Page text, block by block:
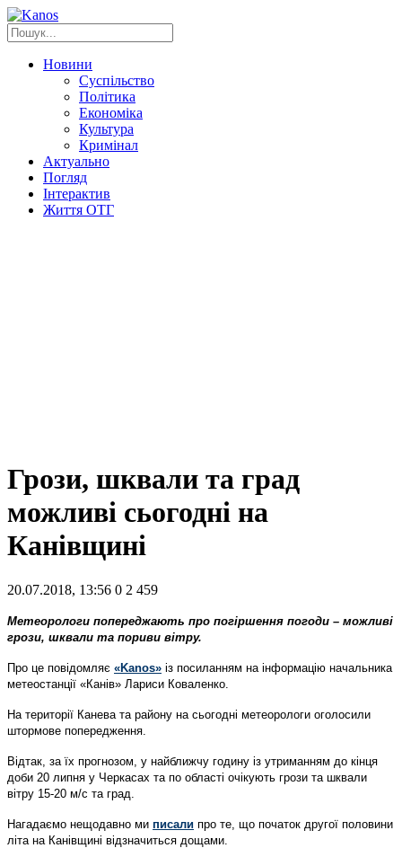
Новини
Суспільство
Політика
Економіка
Культура
Кримінал
Актуально
Погляд
Інтерактив
Життя ОТГ
Грози, шквали та град
можливі сьогодні на
Канівщині
20.07.2018, 13:56 0 2 459
Метеорологи попереджають про погіршення погоди – можливі
грози, шквали та пориви вітру.
Про це повідомляє «Kanos» із посиланням на інформацію начальника
метеостанції «Канів» Лариси Коваленко.
На території Канева та району на сьогодні метеорологи оголосили
штормове попередження.
Відтак, за їх прогнозом, у найближчу годину із утриманням до кінця
доби 20 липня у Черкасах та по області очікують грози та шквали
вітру 15-20 м/с та град.
Нагадаємо нещодавно ми писали про те, що початок другої половини
літа на Канівщині відзначиться дощами.